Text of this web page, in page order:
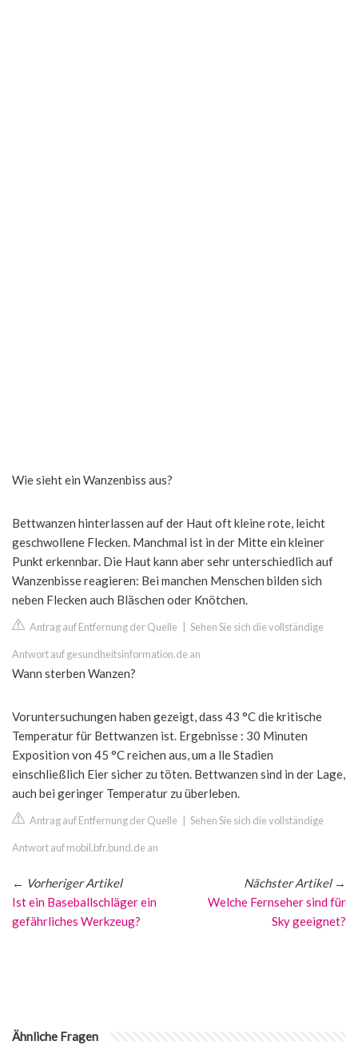
Wie sieht ein Wanzenbiss aus?
Bettwanzen hinterlassen auf der Haut oft kleine rote, leicht
geschwollene Flecken. Manchmal ist in der Mitte ein kleiner
Punkt erkennbar. Die Haut kann aber sehr unterschiedlich auf
Wanzenbisse reagieren: Bei manchen Menschen bilden sich
neben Flecken auch Bläschen oder Knötchen.
Antrag auf Entfernung der Quelle Sehen Sie sich die vollständige
Antwort auf gesundheitsinformation.de an
Wann sterben Wanzen?
Voruntersuchungen haben gezeigt, dass 43 °C die kritische
Temperatur für Bettwanzen ist. Ergebnisse : 30 Minuten
Exposition von 45 °C reichen aus, um a lle Stadien
einschließlich Eier sicher zu töten. Bettwanzen sind in der Lage,
auch bei geringer Temperatur zu überleben.
Antrag auf Entfernung der Quelle Sehen Sie sich die vollständige
Antwort auf mobil.bfr.bund.de an
← Vorheriger Artikel
Ist ein Baseballschläger ein
gefährliches Werkzeug?
Nächster Artikel→
Welche Fernseher sind für
Sky geeignet?
Ähnliche Fragen